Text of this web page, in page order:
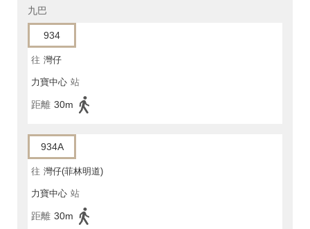
九巴
934
往 灣仔
力寶中心 站
距離 30m
934A
往 灣仔(菲林明道)
力寶中心 站
距離 30m